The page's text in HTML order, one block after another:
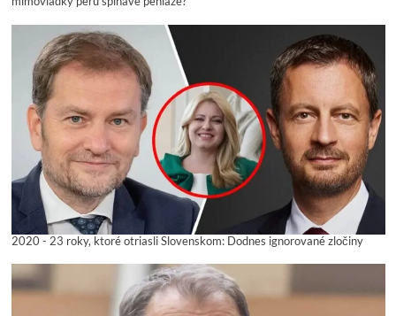
2020 - 23 roky, ktoré otriasli Slovenskom: Dodnes ignorované zločiny